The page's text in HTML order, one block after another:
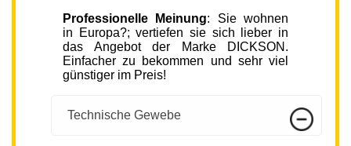
Professionelle Meinung: Sie wohnen
in Europa?; vertiefen sie sich lieber in
das Angebot der Marke DICKSON.
Einfacher zu bekommen und sehr viel
günstiger im Preis!
Technische Gewebe